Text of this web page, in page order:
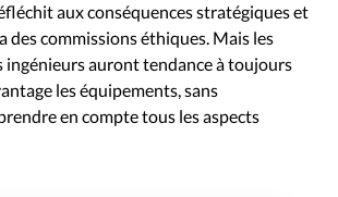
aux conséquences stratégiques et
des commissions éthiques. Mais les
ingénieurs auront tendance à toujours
les équipements, sans
en compte tous les aspects